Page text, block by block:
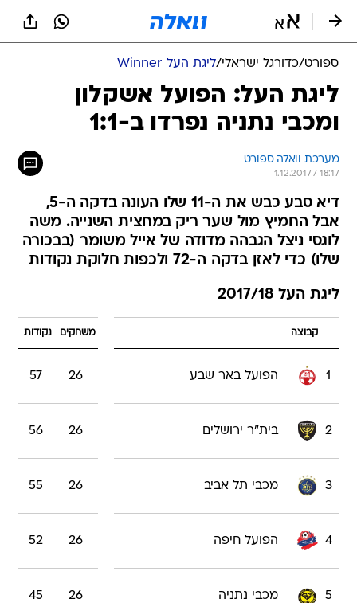
ספורט/כדורגל ישראלי/ליגת העל Winner
ליגת העל: הפועל אשקלון
ומכבי נתניה נפרדו ב-1:1
מערכת וואלה ספורט
1.12.2017 / 18:17
דיא סבע כבש את ה-11 שלו העונה בדקה ה-5,
אבל החמיץ מול שער ריק במחצית השנייה. משה
לוגסי ניצל הגבהה מדודה של אייל משומר (בבכורה
שלו) כדי לאזן בדקה ה-72 ולכפות חלוקת נקודות
ליגת העל 2017/18
קבוצה משחקים נקודות
1 הפועל באר שבע 26
57
2 בית"ר ירושלים 26
56
3 מכבי תל אביב 26
55
4 הפועל חיפה 26
52
5 מכבי נתניה 26
45